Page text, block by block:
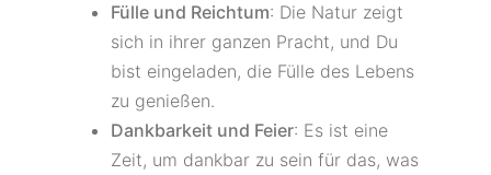
Fülle und Reichtum: Die Natur zeigt
sich in ihrer ganzen Pracht, und Du
bist eingeladen, die Fülle des Lebens
zu genießen.
Dankbarkeit und Feier: Es ist eine
Zeit, um dankbar zu sein für das, was